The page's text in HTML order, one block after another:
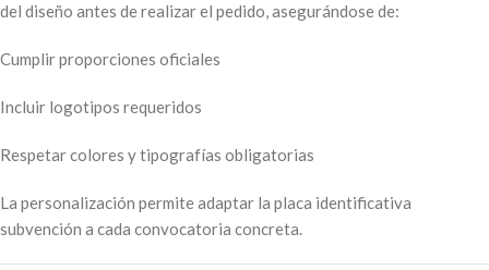
del diseño antes de realizar el pedido, asegurándose de:
Cumplir proporciones oficiales
Incluir logotipos requeridos
Respetar colores y tipografías obligatorias
La personalización permite adaptar la placa identificativa
subvención a cada convocatoria concreta.